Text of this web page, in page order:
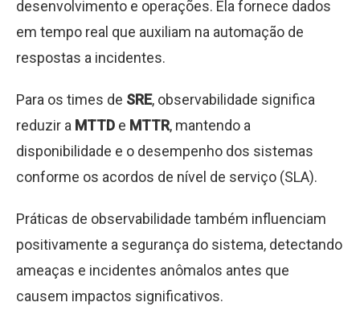
desenvolvimento e operações. Ela fornece dados
em tempo real que auxiliam na automação de
respostas a incidentes.
Para os times de SRE, observabilidade significa
reduzir a MTTD e MTTR, mantendo a
disponibilidade e o desempenho dos sistemas
conforme os acordos de nível de serviço (SLA).
Práticas de observabilidade também influenciam
positivamente a segurança do sistema, detectando
ameaças e incidentes anômalos antes que
causem impactos significativos.